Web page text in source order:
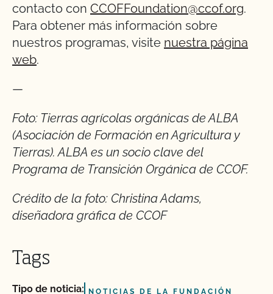
contacto con CCOFFoundation@ccof.org.
Para obtener más información sobre
nuestros programas, visite nuestra página
web.
—
Foto: Tierras agrícolas orgánicas de ALBA
(Asociación de Formación en Agricultura y
Tierras). ALBA es un socio clave del
Programa de Transición Orgánica de CCOF.
Crédito de la foto: Christina Adams,
diseñadora gráfica de CCOF
Tags
Tipo de noticia: NOTICIAS DE LA FUNDACIÓN